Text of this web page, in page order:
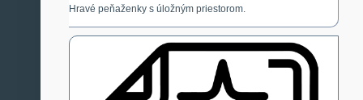
Hravé peňaženky s úložným priestorom.